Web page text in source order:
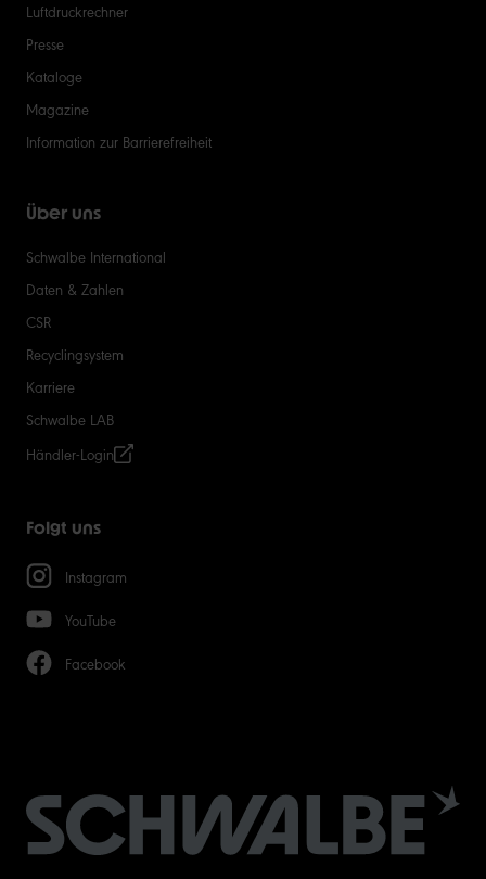
Luftdruckrechner
Presse
Kataloge
Magazine
Information zur Barrierefreiheit
Über uns
Schwalbe International
Daten & Zahlen
CSR
Recyclingsystem
Karriere
Schwalbe LAB
Händler-Login
Folgt uns
Instagram
YouTube
Facebook